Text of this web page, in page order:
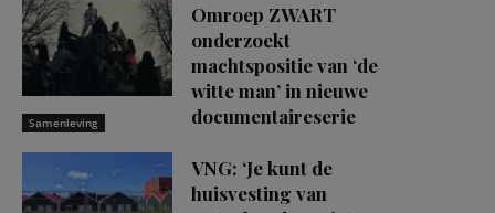
Samenleving
Omroep ZWART
onderzoekt
machtspositie van ‘de
witte man’ in nieuwe
documentaireserie
VNG: ‘Je kunt de
huisvesting van